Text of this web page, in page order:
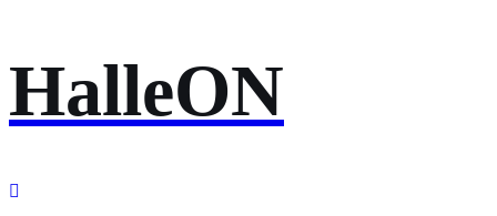
Inhalt
springen
HalleON